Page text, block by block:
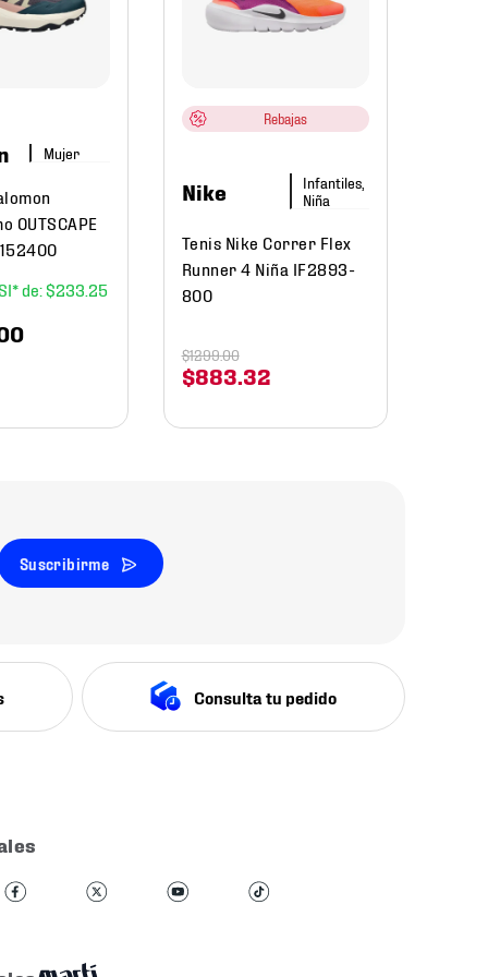
Mujer
OUTSCAPE
$233 25
Rebajas
Nike
Infantiles,
Niña
Tenis Nike Correr Flex
Runner 4 Niña IF2893-
800
$883.32
$1299.00
Suscribirme
Consulta tu pedido